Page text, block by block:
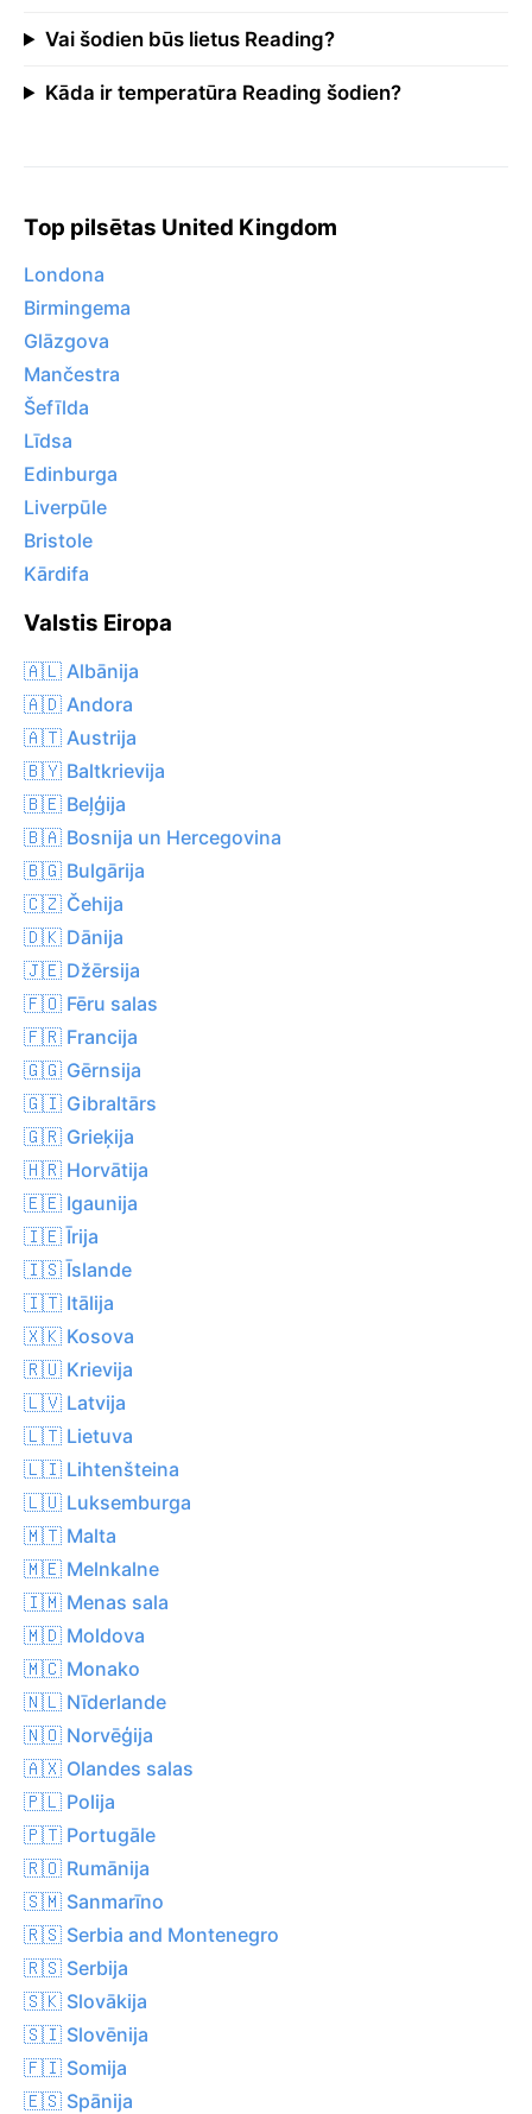
Vai šodien būs lietus Reading?
Kāda ir temperatūra Reading šodien?
Top pilsētas United Kingdom
Londona
Birmingema
Glāzgova
Mančestra
Šefīlda
Līdsa
Edinburga
Liverpūle
Bristole
Kārdifa
Valstis Eiropa
🇦🇱 Albānija
🇦🇩 Andora
🇦🇹 Austrija
🇧🇾 Baltkrievija
🇧🇪 Beļģija
🇧🇦 Bosnija un Hercegovina
🇧🇬 Bulgārija
🇨🇿 Čehija
🇩🇰 Dānija
🇯🇪 Džērsija
🇫🇴 Fēru salas
🇫🇷 Francija
🇬🇬 Gērnsija
🇬🇮 Gibraltārs
🇬🇷 Grieķija
🇭🇷 Horvātija
🇪🇪 Igaunija
🇮🇪 Īrija
🇮🇸 Īslande
🇮🇹 Itālija
🇽🇰 Kosova
🇷🇺 Krievija
🇱🇻 Latvija
🇱🇹 Lietuva
🇱🇮 Lihtenšteina
🇱🇺 Luksemburga
🇲🇹 Malta
🇲🇪 Melnkalne
🇮🇲 Menas sala
🇲🇩 Moldova
🇲🇨 Monako
🇳🇱 Nīderlande
🇳🇴 Norvēģija
🇦🇽 Olandes salas
🇵🇱 Polija
🇵🇹 Portugāle
🇷🇴 Rumānija
🇸🇲 Sanmarīno
🇷🇸 Serbia and Montenegro
🇷🇸 Serbija
🇸🇰 Slovākija
🇸🇮 Slovēnija
🇫🇮 Somija
🇪🇸 Spānija